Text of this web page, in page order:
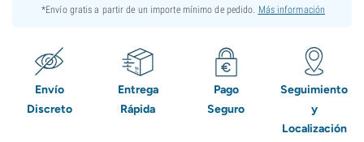
*Envío gratis a partir de un importe mínimo de pedido. Más información
Envío
Discreto
Entrega
Rápida
Pago
Seguro
Seguimiento
y
Localización